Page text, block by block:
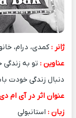
ژانر :کمدی، درام،
عناوین :تو به
دنبال زندگی خودت
عنوان اثر در آی ام
زبان :استانبولی